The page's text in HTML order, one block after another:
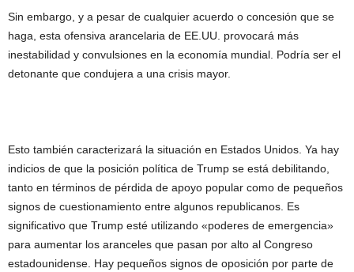
Sin embargo, y a pesar de cualquier acuerdo o concesión que se
haga, esta ofensiva arancelaria de EE.UU. provocará más
inestabilidad y convulsiones en la economía mundial. Podría ser el
detonante que condujera a una crisis mayor.
Esto también caracterizará la situación en Estados Unidos. Ya hay
indicios de que la posición política de Trump se está debilitando,
tanto en términos de pérdida de apoyo popular como de pequeños
signos de cuestionamiento entre algunos republicanos. Es
significativo que Trump esté utilizando «poderes de emergencia»
para aumentar los aranceles que pasan por alto al Congreso
estadounidense. Hay pequeños signos de oposición por parte de